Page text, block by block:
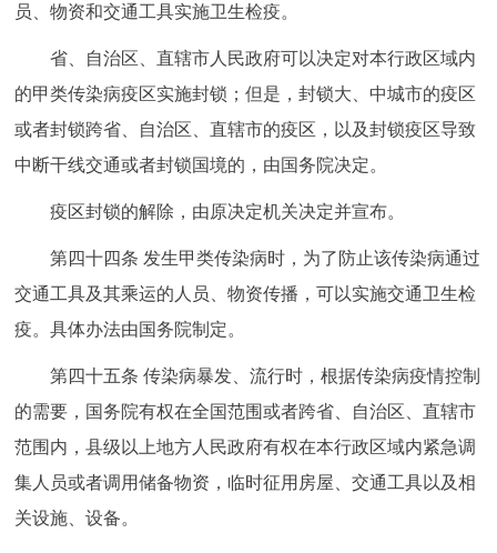
员、物资和交通工具实施卫生检疫。
省、自治区、直辖市人民政府可以决定对本行政区域内
的甲类传染病疫区实施封锁；但是，封锁大、中城市的疫区
或者封锁跨省、自治区、直辖市的疫区，以及封锁疫区导致
中断干线交通或者封锁国境的，由国务院决定。
疫区封锁的解除，由原决定机关决定并宣布。
第四十四条 发生甲类传染病时，为了防止该传染病通过
交通工具及其乘运的人员、物资传播，可以实施交通卫生检
疫。具体办法由国务院制定。
第四十五条 传染病暴发、流行时，根据传染病疫情控制
的需要，国务院有权在全国范围或者跨省、自治区、直辖市
范围内，县级以上地方人民政府有权在本行政区域内紧急调
集人员或者调用储备物资，临时征用房屋、交通工具以及相
关设施、设备。